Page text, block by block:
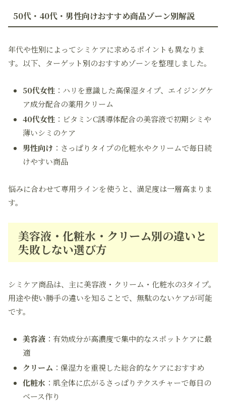
50代・40代・男性向けおすすめ商品ゾーン別解説
年代や性別によってシミケアに求めるポイントも異なりま
す。以下、ターゲット別のおすすめゾーンを整理しました。
50代女性 ：ハリを意識した高保湿タイプ、エイジングケ
ア成分配合の薬用クリーム
40代女性 ：ビタミンC誘導体配合の美容液で初期シミや
薄いシミのケア
男性向け ：さっぱりタイプの化粧水やクリームで毎日続
けやすい商品
悩みに合わせて専用ラインを使うと、満足度は一層高まりま
す。
美容液・化粧水・クリーム別の違いと
失敗しない選び方
シミケア商品は、主に美容液・クリーム・化粧水の3タイプ。
用途や使い勝手の違いを知ることで、無駄のないケアが可能
です。
美容液 ：有効成分が高濃度で集中的なスポットケアに最
適
クリーム ：保湿力を重視した総合的なケアにおすすめ
化粧水 ：肌全体に広がるさっぱりテクスチャーで毎日の
ベース作り